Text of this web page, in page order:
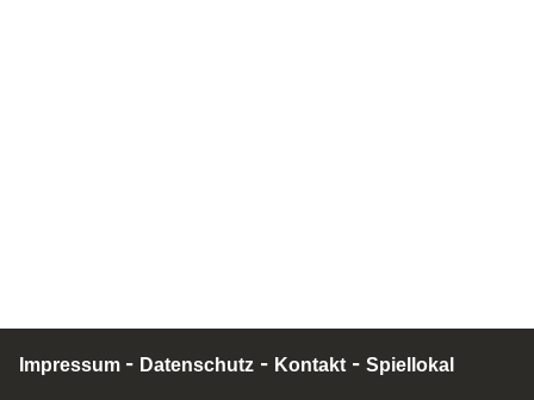
Impressum - Datenschutz - Kontakt - Spiellokal